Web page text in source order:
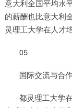
意大利全国平均水
的薪酬也比意大利
灵理工大学在人才
05
国际交流与合
都灵理工大学